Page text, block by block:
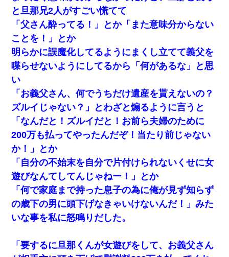
わい(42)渋谷の夜のサービスで19の女の子にゴックンさせ
た結果ｗｗｗｗｗｗｗｗ
【驚愕】5000円でＪＫと行為してきたが後悔しかない…
結婚生活10ヶ月目で嫁から一方的に「もう冷めた」と離婚
切り出された
俺「初対面でなに言ったか覚えてる？」嫁「臭いんだよ！
キモオタ？だっけ？」俺「だいたい合ってる。で、なんで
告白してきたの？」→
【衝撃】職場に入って来た綺麗な新人さんに職場を案内す
ることに → 新人「ドンッ！」私「！？」→ 突然、突き飛
ばされて左手の甲を踏みつけられて…
嫁が弁護士を連れてきて「悪いと思うなら慰謝料を払って
離婚しろ」→ 俺「完全に恐喝になってますね」「お前、こ
れが詐欺だって知ってる？」
で最後らへん顔引きつってた → そして弟嫁が迎えに来た翌
日…
と旦那兄2人がすごい慌てて
「父さん酔ってる！」とか「また意味分からない
ことを！」とか
明らかに誤魔化してるようにまくし立てて義父を
喋らせないようにしてるから「何があるな」と思
い
「お義父さん、何でうちだけ遺産を貰えないの？
ズルイじゃない？」とわざと煽るように言うと
「なんだと！ズルイだと！お前ら夫婦のために
200万も払ってやったんだぞ！当たり前じゃない
か！」とか
「自分の不始末を自分で片付けられないくせに女
遊びなんてしてんじゃねー！」とか
「何で家庭まで持った息子の為に俺が見ず知らず
の歳下の男に頭下げなきゃいけないんだ！」みた
いな事を私に怒鳴りだした。
「要するに旦那くんが女遊びをして、お義父さん